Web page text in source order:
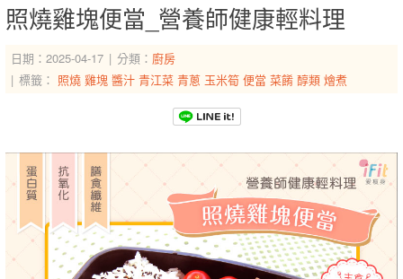
照燒雞塊便當_營養師健康輕料理
日期：2025-04-17 分類： 廚房
標籤： 照燒 雞塊 醬汁 青江菜 青蔥 玉米筍 便當 菜餚 醇類 燴煮